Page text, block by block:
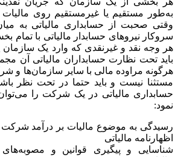
به‌طور مستقیم یا غیرمستقیم روی مالیات
وقتی صحبت از حسابداری مالیاتی به
سروکار نیروهای حسابدار مالیاتی با
هر وجه نقد و غیرنقدی که وارد یک سازمان
باید تحت نظارت حسابداران مالیاتی آن
هرگونه مراوده مالی با سایر سازمان‌ها و
مستثنا نیست و باید حتما در تحت نظر
حسابداری مالیاتی در یک شرکت را
نمود:
رسیدگی به موضوع مالیات بر درآمد شرکت
اظهارنامه مالیاتی
شناسایی و پیگیری قوانین و مصوبه‌های